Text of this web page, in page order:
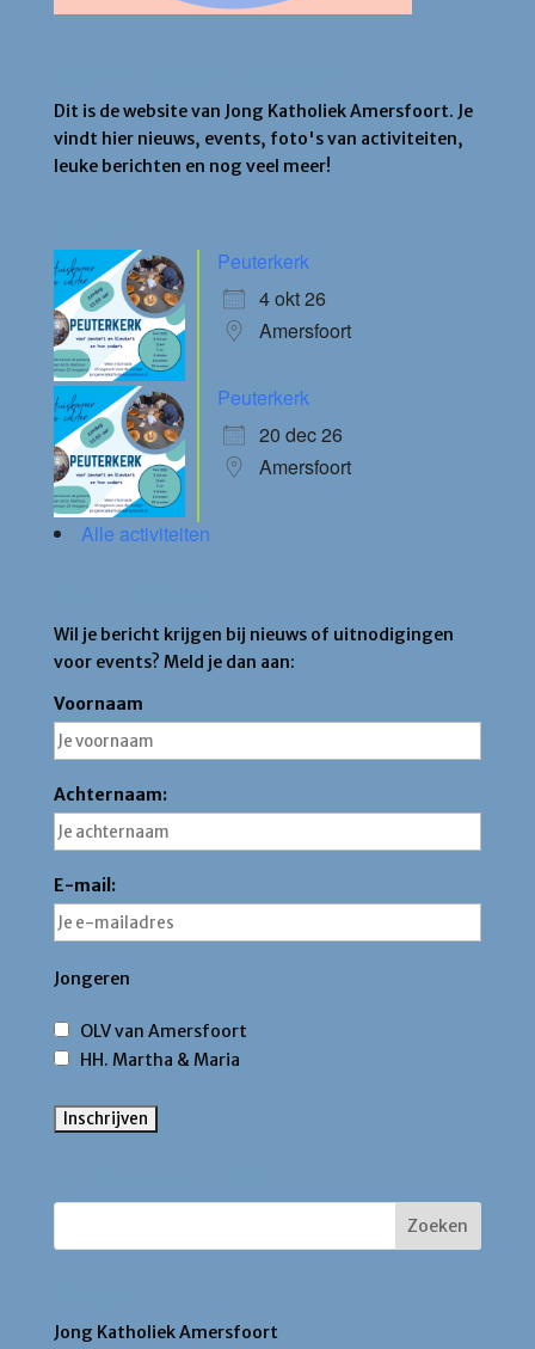
Dit is de website van Jong Katholiek Amersfoort. Je
vindt hier nieuws, events, foto's van activiteiten,
leuke berichten en nog veel meer!
Peuterkerk
4 okt 26
Amersfoort
Peuterkerk
20 dec 26
Amersfoort
Alle activiteiten
Wil je bericht krijgen bij nieuws of uitnodigingen
voor events? Meld je dan aan:
Voornaam
Achternaam:
E-mail:
Jongeren
OLV van Amersfoort
HH. Martha & Maria
Jong Katholiek Amersfoort